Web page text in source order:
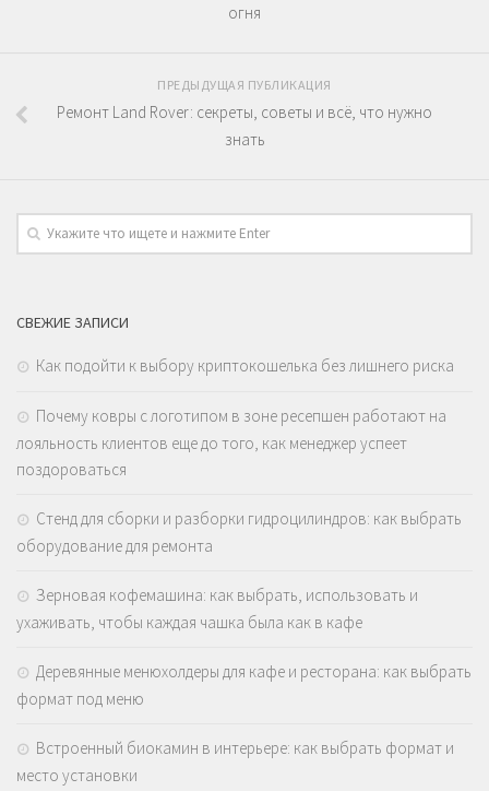
огня
ПРЕДЫДУЩАЯ ПУБЛИКАЦИЯ
Ремонт Land Rover: секреты, советы и всё, что нужно
знать
СВЕЖИЕ ЗАПИСИ
Как подойти к выбору криптокошелька без лишнего риска
Почему ковры с логотипом в зоне ресепшен работают на
лояльность клиентов еще до того, как менеджер успеет
поздороваться
Стенд для сборки и разборки гидроцилиндров: как выбрать
оборудование для ремонта
Зерновая кофемашина: как выбрать, использовать и
ухаживать, чтобы каждая чашка была как в кафе
Деревянные менюхолдеры для кафе и ресторана: как выбрать
формат под меню
Встроенный биокамин в интерьере: как выбрать формат и
место установки